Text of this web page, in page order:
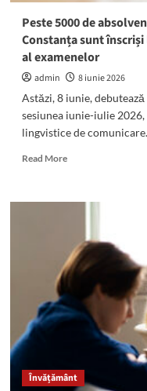
Peste 5000 de
Constanța sunt înscriși
al examenelor
admin
8 iunie 2026
Astăzi, 8 iunie,
sesiunea iunie-iulie
lingvistice de
Read MoreRead
Peste
absolvenți
ai
claselor
a
XII-
a
sunt
Învățământ